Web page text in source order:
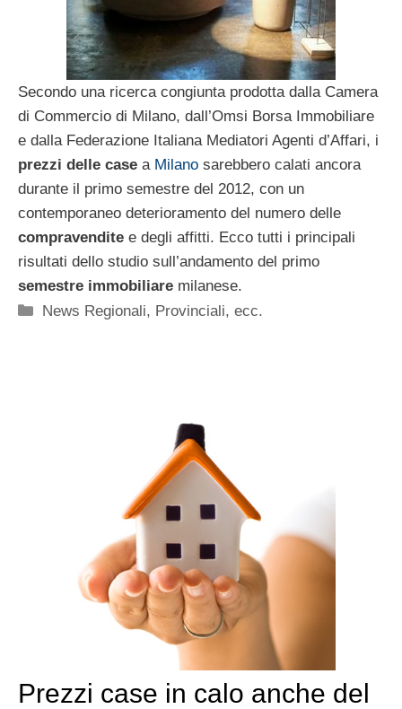
Secondo una ricerca congiunta prodotta dalla Camera
di Commercio di Milano, dall’Omsi Borsa Immobiliare
e dalla Federazione Italiana Mediatori Agenti d’Affari, i
prezzi delle case a Milano sarebbero calati ancora
durante il primo semestre del 2012, con un
contemporaneo deterioramento del numero delle
compravendite e degli affitti. Ecco tutti i principali
risultati dello studio sull’andamento del primo
semestre immobiliare milanese.
Categorie
News Regionali, Provinciali, ecc.
Prezzi case in calo anche del